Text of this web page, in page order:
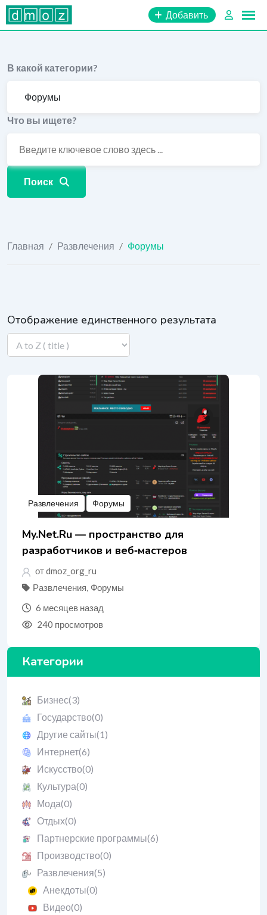
Перейти
содержимому
Добавить
В какой категории?
Что вы ищете?
Поиск
Главная / Развлечения / Форумы
Отображение единственного результата
Развлечения Форумы
My.Net.Ru — пространство для
разработчиков и веб‑мастеров
от dmoz_org_ru
Развлечения, Форумы
6 месяцев назад
240 просмотров
Категории
Бизнес(3)
Государство(0)
Другие сайты(1)
Интернет(6)
Искусство(0)
Культура(0)
Мода(0)
Отдых(0)
Партнерские программы(6)
Производство(0)
Развлечения(5)
Анекдоты(0)
Видео(0)